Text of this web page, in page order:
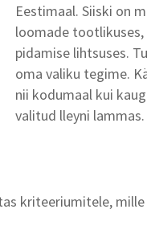
Eestimaal. Siiski on
loomade tootlikuses,
pidamise lihtsuses.
oma valiku tegime.
nii kodumaal kui
valitud lleyni lammas.
kriteeriumitele,